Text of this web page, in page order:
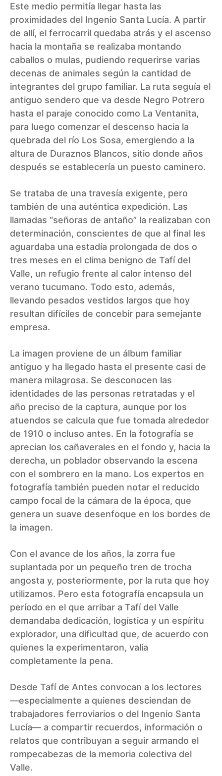
Este medio permitía llegar hasta las
proximidades del Ingenio Santa Lucía. A partir
de allí, el ferrocarril quedaba atrás y el ascenso
hacia la montaña se realizaba montando
caballos o mulas, pudiendo requerirse varias
decenas de animales según la cantidad de
integrantes del grupo familiar. La ruta seguía el
antiguo sendero que va desde Negro Potrero
hasta el paraje conocido como La Ventanita,
para luego comenzar el descenso hacia la
quebrada del río Los Sosa, emergiendo a la
altura de Duraznos Blancos, sitio donde años
después se establecería un puesto caminero.
Se trataba de una travesía exigente, pero
también de una auténtica expedición. Las
llamadas “señoras de antaño” la realizaban con
determinación, conscientes de que al final les
aguardaba una estadía prolongada de dos o
tres meses en el clima benigno de Tafí del
Valle, un refugio frente al calor intenso del
verano tucumano. Todo esto, además,
llevando pesados vestidos largos que hoy
resultan difíciles de concebir para semejante
empresa.
La imagen proviene de un álbum familiar
antiguo y ha llegado hasta el presente casi de
manera milagrosa. Se desconocen las
identidades de las personas retratadas y el
año preciso de la captura, aunque por los
atuendos se calcula que fue tomada alrededor
de 1910 o incluso antes. En la fotografía se
aprecian los cañaverales en el fondo y, hacia la
derecha, un poblador observando la escena
con el sombrero en la mano. Los expertos en
fotografía también pueden notar el reducido
campo focal de la cámara de la época, que
genera un suave desenfoque en los bordes de
la imagen.
Con el avance de los años, la zorra fue
suplantada por un pequeño tren de trocha
angosta y, posteriormente, por la ruta que hoy
utilizamos. Pero esta fotografía encapsula un
período en el que arribar a Tafí del Valle
demandaba dedicación, logística y un espíritu
explorador, una dificultad que, de acuerdo con
quienes la experimentaron, valía
completamente la pena.
Desde Tafí de Antes convocan a los lectores
—especialmente a quienes desciendan de
trabajadores ferroviarios o del Ingenio Santa
Lucía— a compartir recuerdos, información o
relatos que contribuyan a seguir armando el
rompecabezas de la memoria colectiva del
Valle.